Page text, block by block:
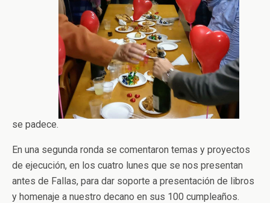
se padece.
En una segunda ronda se comentaron temas y proyectos
de ejecución, en los cuatro lunes que se nos presentan
antes de Fallas, para dar soporte a presentación de libros
y homenaje a nuestro decano en sus 100 cumpleaños.